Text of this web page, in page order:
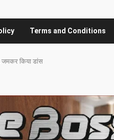
Terms and Conditions
जमकर किया डांस